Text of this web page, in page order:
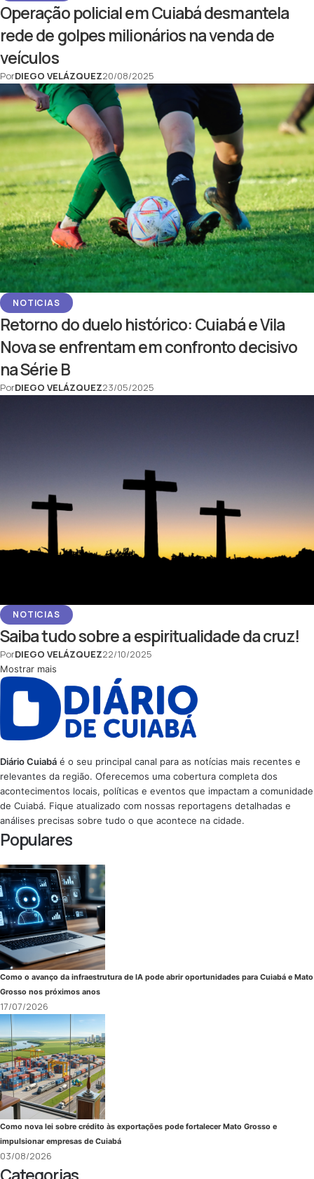
Operação policial em Cuiabá desmantela
rede de golpes milionários na venda de
veículos
PorDIEGO VELÁZQUEZ20/08/2025
NOTICIAS
Retorno do duelo histórico: Cuiabá e Vila
Nova se enfrentam em confronto decisivo
na Série B
PorDIEGO VELÁZQUEZ23/05/2025
NOTICIAS
Saiba tudo sobre a espiritualidade da cruz!
PorDIEGO VELÁZQUEZ22/10/2025
Mostrar mais
Diário Cuiabá é o seu principal canal para as notícias mais recentes e
relevantes da região. Oferecemos uma cobertura completa dos
acontecimentos locais, políticas e eventos que impactam a comunidade
de Cuiabá. Fique atualizado com nossas reportagens detalhadas e
análises precisas sobre tudo o que acontece na cidade.
Populares
Como o avanço da infraestrutura de IA pode abrir oportunidades para Cuiabá e Mato
Grosso nos próximos anos
17/07/2026
Como nova lei sobre crédito às exportações pode fortalecer Mato Grosso e
impulsionar empresas de Cuiabá
03/08/2026